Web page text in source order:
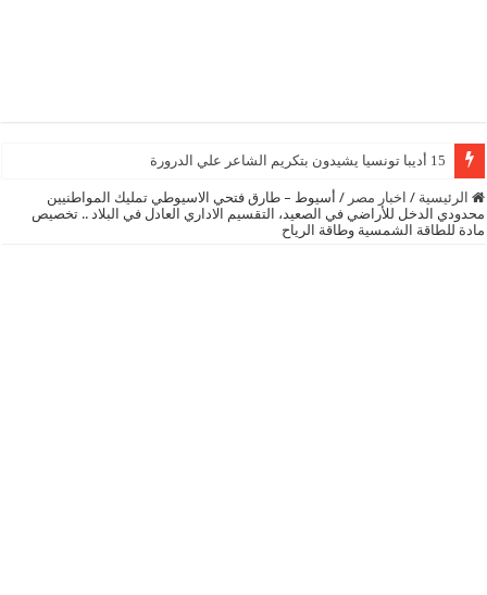
15 أديبا تونسيا يشيدون بتكريم الشاعر علي الدرورة
الرئيسية / اخبار مصر / أسيوط – طارق فتحي الاسيوطي تمليك المواطنيين
محدودي الدخل للأراضي في الصعيد، التقسيم الاداري العادل في البلاد .. تخصيص
مادة للطاقة الشمسية وطاقة الرياح